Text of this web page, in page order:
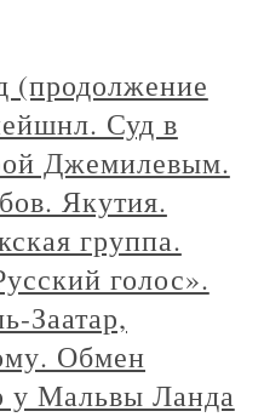
(продолжение
Суд в
Джемилевым.
Якутия.
группа.
голос».
Заатар,
Обмен
у Мальвы Ланда